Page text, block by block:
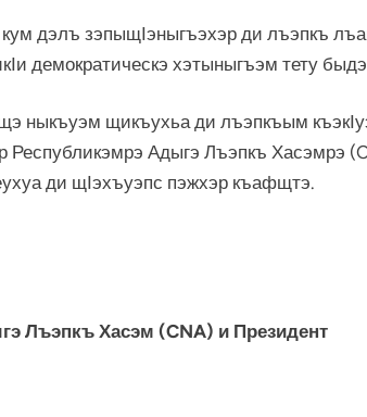
дэлъ зэпыщӀэныгъэхэр ди лъэпкъ
демократическэ хэтыныгъэм тету
ныкъуэм щикъухьа ди лъэпкъым
Адыгэ Лъэпкъ Хасэмрэ
ди щӀэхъуэпс пэжхэр къафщтэ.
Лъэпкъ Хасэм (CNA) и Президент